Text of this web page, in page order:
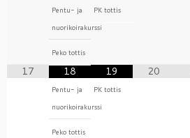
Pentu- ja
nuorikoirakurssi
Peko tottis
PK tottis
17 18
Pentu- ja
nuorikoirakurssi
Peko tottis
19
PK tottis
20